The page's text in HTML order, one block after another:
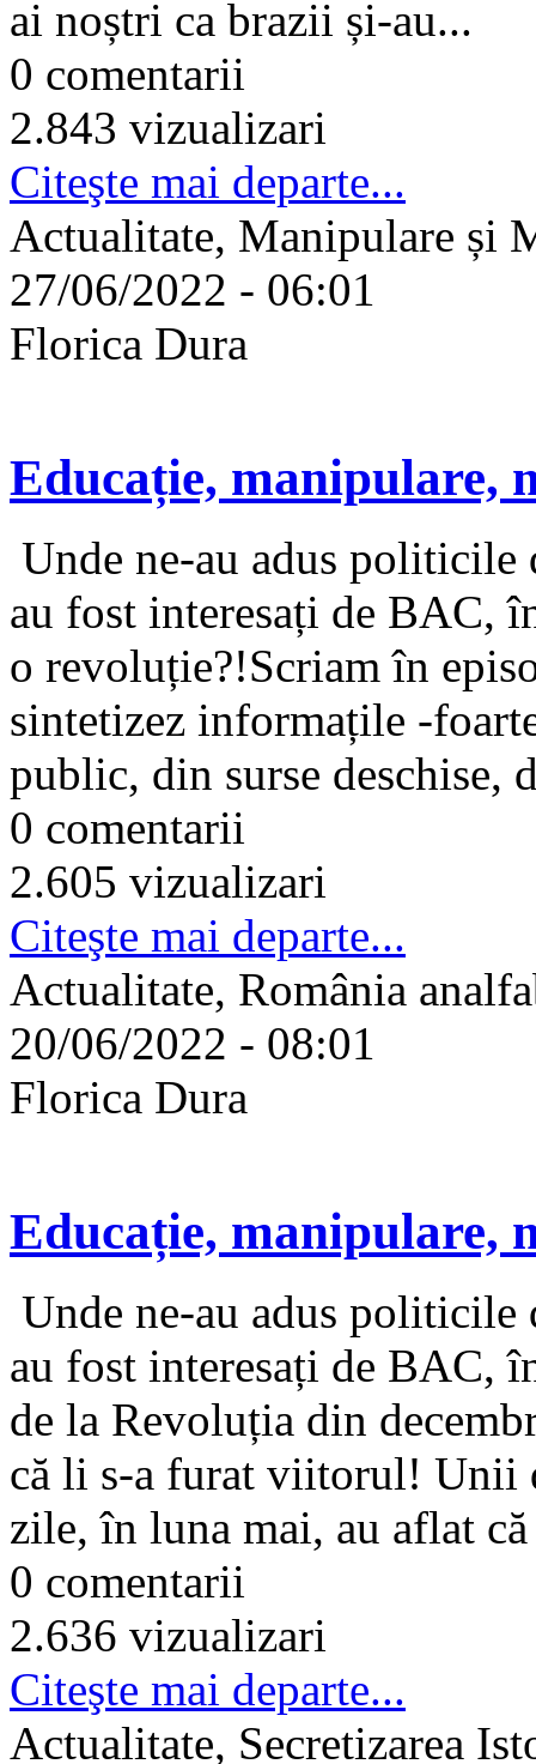
ai noștri ca brazii și-au...
0 comentarii
2.843 vizualizari
Citeşte mai departe...
Actualitate, Manipulare și
27/06/2022 - 06:01
Florica Dura
Educație, manipulare,
Unde ne-au adus
au fost interesați de BAC,
o revoluție?!Scriam în
sintetizez informațile -
public, din surse deschise,
0 comentarii
2.605 vizualizari
Citeşte mai departe...
Actualitate, România
20/06/2022 - 08:01
Florica Dura
Educație, manipulare,
Unde ne-au adus
au fost interesați de BAC,
de la Revoluția din
că li s-a furat viitorul! Unii
zile, în luna mai, au aflat
0 comentarii
2.636 vizualizari
Citeşte mai departe...
Actualitate, Secretizarea